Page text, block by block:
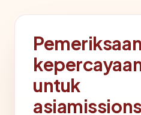
Pemeriksaan
untuk